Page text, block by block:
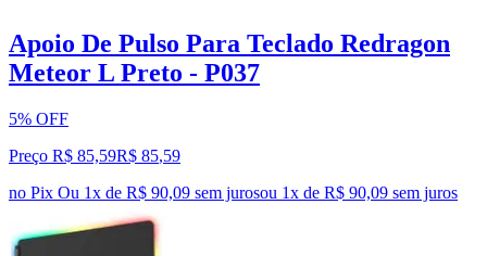
Apoio De Pulso Para Teclado Redragon
Meteor L Preto - P037
5% OFF
Preço R$ 85,59R$ 85,59
no Pix Ou 1x de R$ 90,09 sem jurosou 1x de R$ 90,09 sem juros